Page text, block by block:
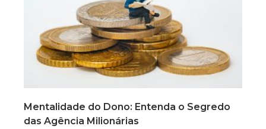
Mentalidade do Dono: Entenda o Segredo
das Agência Milionárias